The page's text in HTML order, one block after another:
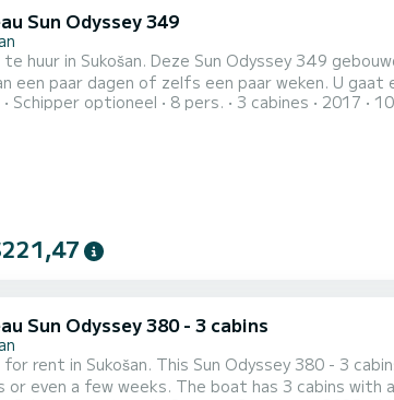
Sun Odyssey 349
huur in Sukošan. Deze Sun Odyssey 349
of zelfs een paar weken. U gaat een uitzonderlijke cruise maken op deze zeilboot van 10 meter. U kunt
passagiers onderbrengen tijdens het cruisen en
Schipper optioneel 8 pers. 3 cabines 2017
Sun Odyssey 380 - 3 cabins
rent in Sukošan. This Sun Odyssey 380 - 3
has 3 cabins with all comfort and a capacity of 6 people. With an overall length of 11